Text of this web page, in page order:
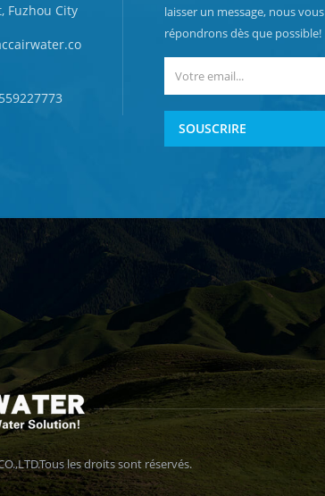
Fuzhou City
laisser un message, nous vous
répondrons dès que possible!
SOUSCRIRE
les droits sont réservés.